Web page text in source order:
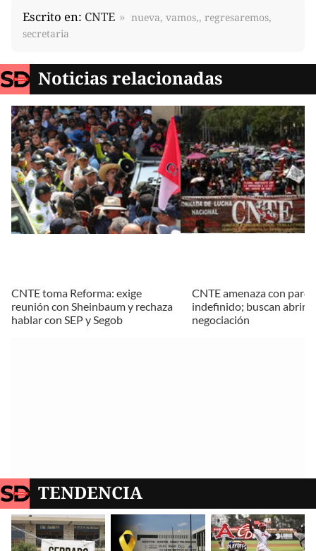
Escrito en: CNTE
nueva, vamos,, regresaremos,
secretaria
Noticias relacionadas
CNTE toma Reforma: exige
reunión con Sheinbaum y rechaza
hablar con SEP y Segob
CNTE amenaza con paro
indefinido; buscan abrir
negociación
TENDENCIA